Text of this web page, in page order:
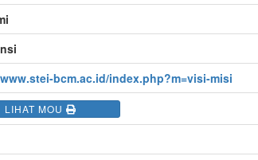
bcm.ac.id/index.php?m=visi-misi
LIHAT MOU